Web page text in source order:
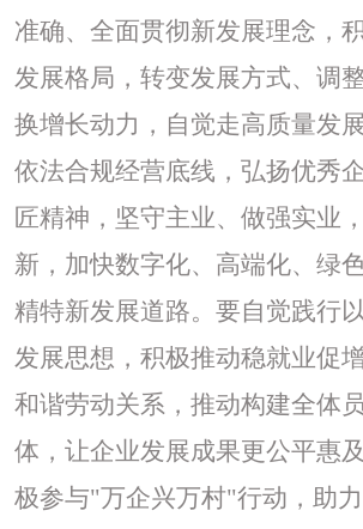
准确、全面贯彻新发展理念，
发展格局，转变发展方式、调
换增长动力，自觉走高质量发
依法合规经营底线，弘扬优秀
匠精神，坚守主业、做强实业
新，加快数字化、高端化、绿
精特新发展道路。要自觉践行
发展思想，积极推动稳就业促
和谐劳动关系，推动构建全体
体，让企业发展成果更公平惠
极参与"万企兴万村"行动，助